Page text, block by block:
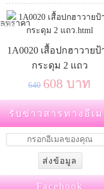
1A0020 เสื้อปกฮาวายป้
กระดุม 2 แถว
640 608 บาท
-5%
รับข่าวสารทางอีเ
Facebook